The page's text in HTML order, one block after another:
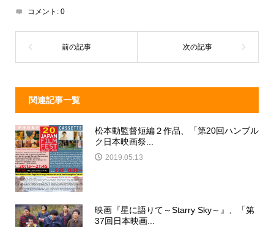
s
o
k
コメント: 0
関連記事一覧
松本動監督短編２作品、「第20回ハンブル
ク日本映画祭...
2019.05.13
映画『星に語りて～Starry Sky～』、「第
37回日本映画...